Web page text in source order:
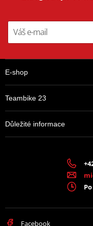
E-shop
Teambike 23
Důležité informace
Facebook